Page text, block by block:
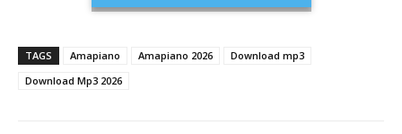
TAGS Amapiano Amapiano 2026
Download mp3
Download Mp3 2026